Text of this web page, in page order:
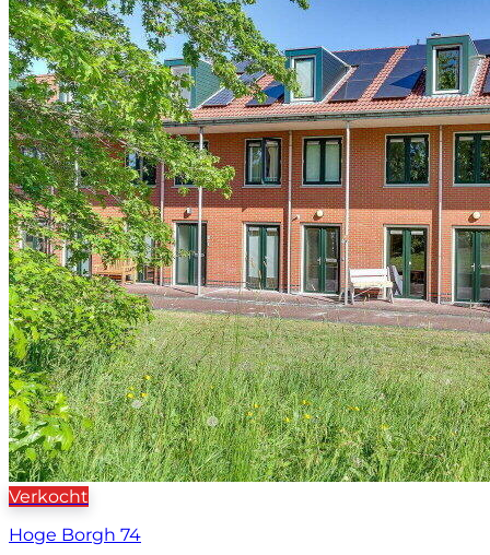
Verkocht
Hoge Borgh 74